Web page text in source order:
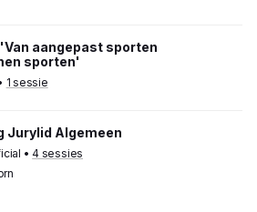
aangepast sporten
sporten'
1 sessie
Jurylid Algemeen
•4 sessies